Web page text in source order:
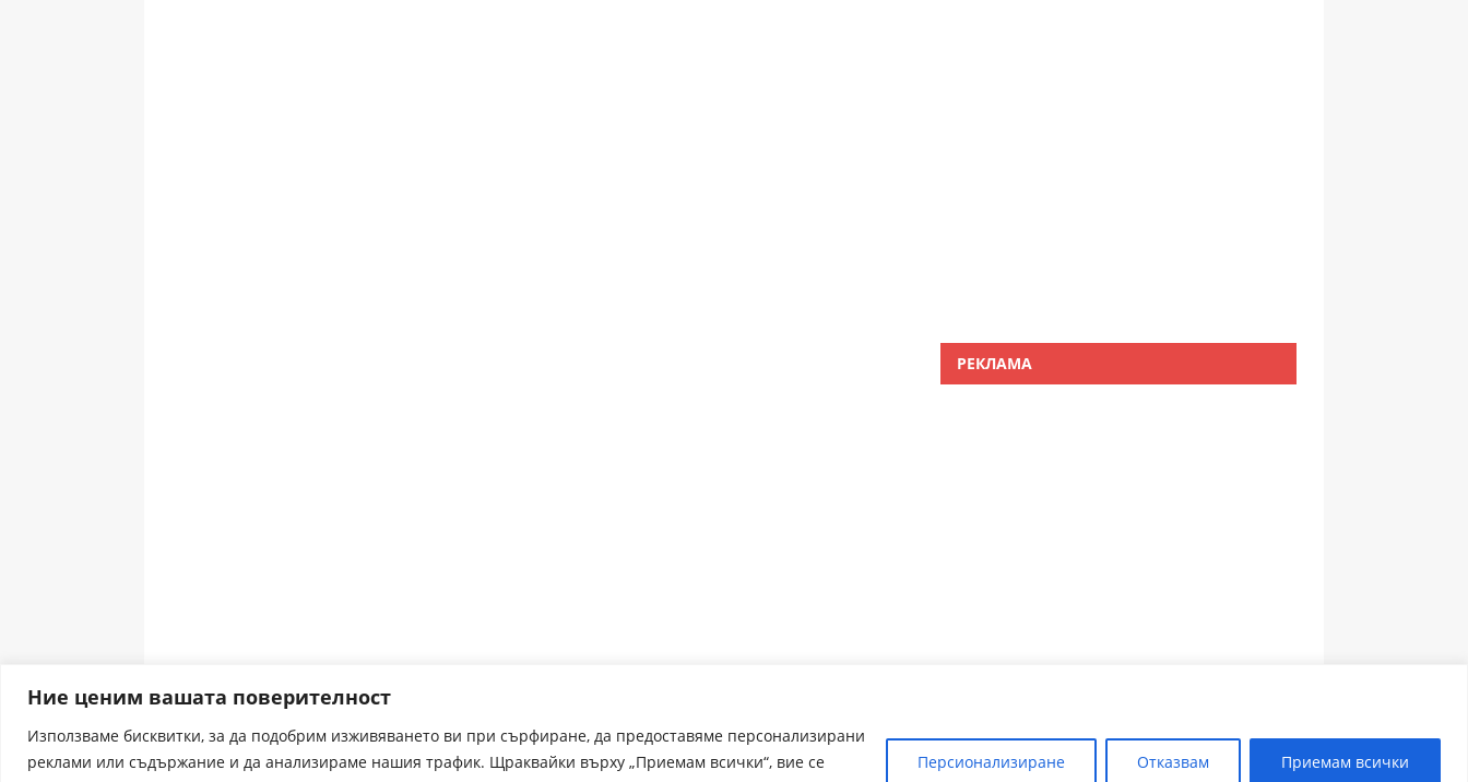
Ние ценим вашата поверителност
Използваме бисквитки, за да подобрим изживяването ви при сърфиране, да предоставяме персонализирани
реклами или съдържание и да анализираме нашия трафик. Щраквайки върху „Приемам всички“, вие се
Персионализиране Отказвам Приемам всички
РЕКЛАМА
ЗЪБОЛЕКАР ПЛОВДИВ